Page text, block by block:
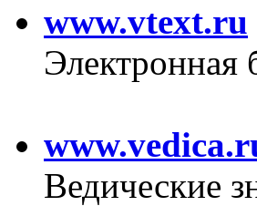
www.vtext.ru
Электронная
Ведические